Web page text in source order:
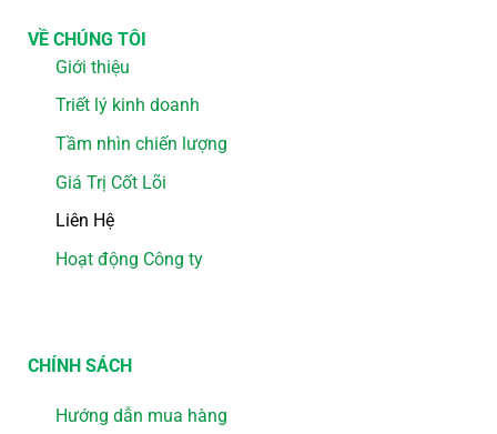
VỀ CHÚNG TÔI
Giới thiệu
Triết lý kinh doanh
Tầm nhìn chiến lượng
Giá Trị Cốt Lõi
Liên Hệ
Hoạt động Công ty
CHÍNH SÁCH
Hướng dẫn mua hàng